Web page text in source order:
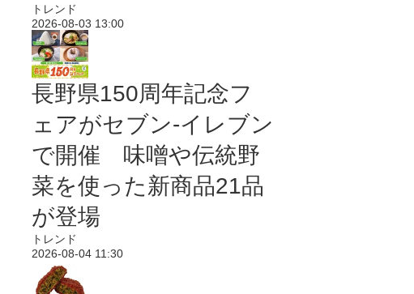
トレンド
2026-08-03 13:00
長野県150周年記念フ
ェアがセブン-イレブン
で開催 味噌や伝統野
菜を使った新商品21品
が登場
トレンド
2026-08-04 11:30